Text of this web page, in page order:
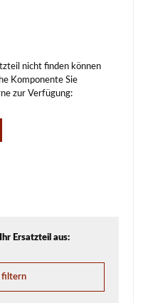
nicht finden können
Komponente Sie
zur Verfügung:
Ersatzteil aus:
filtern